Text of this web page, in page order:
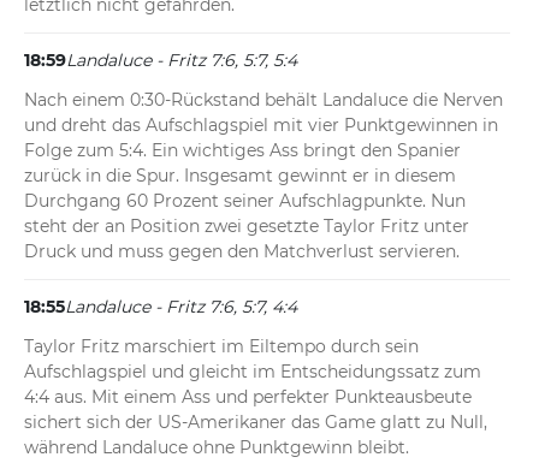
letztlich nicht gefährden.
18:59Landaluce - Fritz 7:6, 5:7, 5:4
Nach einem 0:30-Rückstand behält Landaluce die Nerven
und dreht das Aufschlagspiel mit vier Punktgewinnen in
Folge zum 5:4. Ein wichtiges Ass bringt den Spanier
zurück in die Spur. Insgesamt gewinnt er in diesem
Durchgang 60 Prozent seiner Aufschlagpunkte. Nun
steht der an Position zwei gesetzte Taylor Fritz unter
Druck und muss gegen den Matchverlust servieren.
18:55Landaluce - Fritz 7:6, 5:7, 4:4
Taylor Fritz marschiert im Eiltempo durch sein
Aufschlagspiel und gleicht im Entscheidungssatz zum
4:4 aus. Mit einem Ass und perfekter Punkteausbeute
sichert sich der US-Amerikaner das Game glatt zu Null,
während Landaluce ohne Punktgewinn bleibt.